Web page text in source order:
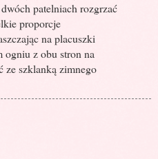
patelniach rozgrzać
proporcje
na placuszki
ogniu z obu stron na
ze szklanką zimnego